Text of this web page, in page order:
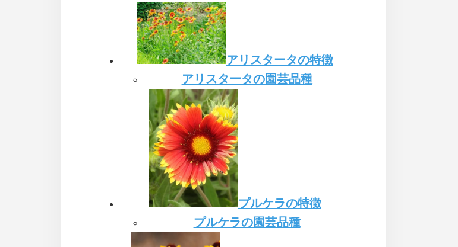
アリスタータの特徴
アリスタータの園芸品種
プルケラの特徴
プルケラの園芸品種